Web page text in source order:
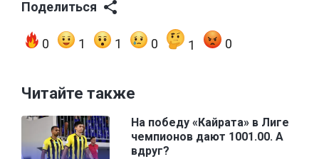
Поделиться
0 1 1 0 1 0
Читайте также
На победу «Кайрата» в Лиге
чемпионов дают 1001.00. А
вдруг?